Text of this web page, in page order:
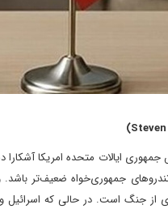
ایالات متحده امریکا آشکارا
جمهوری‌خواه ضعیف‌تر
از جنگ است. در حالی که